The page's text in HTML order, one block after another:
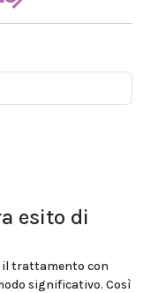
esito di
il trattamento con
significativo. Così